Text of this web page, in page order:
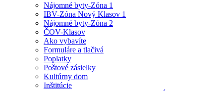
Nájomné byty-Zóna 1
IBV-Zóna Nový Klasov 1
Nájomné byty-Zóna 2
ČOV-Klasov
Ako vybavíte
Formuláre a tlačivá
Poplatky
Poštové zásielky
Kultúrny dom
Inštitúcie